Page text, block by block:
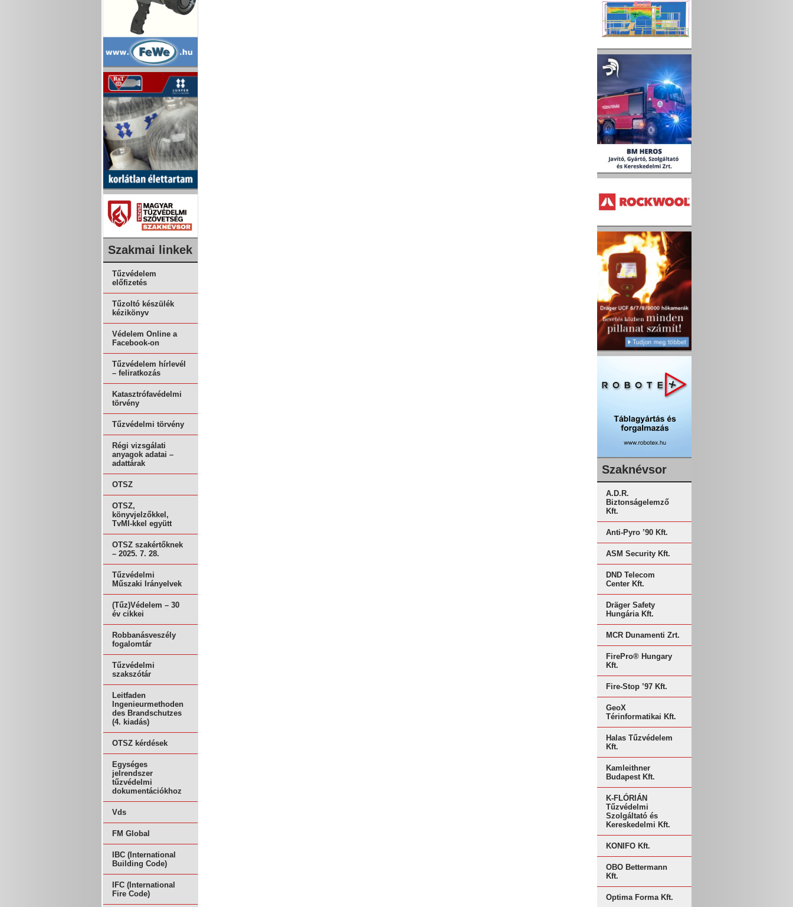
Szakmai linkek
Tűzvédelem
előfizetés
Tűzoltó készülék
kézikönyv
Védelem Online a
Facebook-on
Tűzvédelem hírlevél
– feliratkozás
Katasztrófavédelmi
törvény
Tűzvédelmi törvény
Régi vizsgálati
anyagok adatai –
adattárak
OTSZ
OTSZ,
könyvjelzőkkel,
TvMI-kkel együtt
OTSZ szakértőknek
– 2025. 7. 28.
Tűzvédelmi
Műszaki Irányelvek
(Tűz)Védelem – 30
év cikkei
Robbanásveszély
fogalomtár
Tűzvédelmi
szakszótár
Leitfaden
Ingenieurmethoden
des Brandschutzes
(4. kiadás)
OTSZ kérdések
Egységes
jelrendszer
tűzvédelmi
dokumentációkhoz
Vds
FM Global
IBC (International
Building Code)
IFC (International
Fire Code)
Szaknévsor
A.D.R.
Biztonságelemző
Kft.
Anti-Pyro ’90 Kft.
ASM Security Kft.
DND Telecom
Center Kft.
Dräger Safety
Hungária Kft.
MCR Dunamenti Zrt.
FirePro® Hungary
Kft.
Fire-Stop ’97 Kft.
GeoX
Térinformatikai Kft.
Halas Tűzvédelem
Kft.
Kamleithner
Budapest Kft.
K-FLÓRIÁN
Tűzvédelmi
Szolgáltató és
Kereskedelmi Kft.
KONIFO Kft.
OBO Bettermann
Kft.
Optima Forma Kft.